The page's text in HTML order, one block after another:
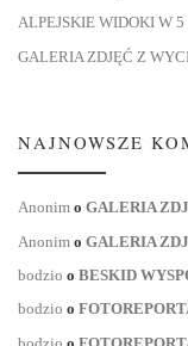
ALPEJSKIE WIDOKI W 5
GALERIA ZDJĘĆ Z
NAJNOWSZE
Anonim o GALERIA
Anonim o GALERIA
bodzio o BESKID
bodzio o